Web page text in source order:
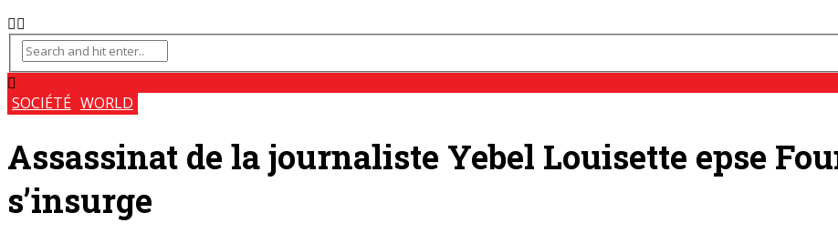
SOCIÉTÉ WORLD
Assassinat de la journaliste Yebel Louisette epse
s’insurge